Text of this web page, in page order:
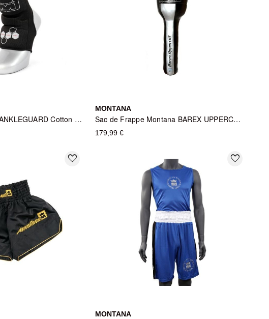
Chevillère Montana ANKLEGUARD Cotton - Protection en mousse haute densité
MONTANA
Sac de Frappe Montana BAREX UPPERCUT - Noir et Argent
179,99 €
favorite_border favorite_border
MONTANA